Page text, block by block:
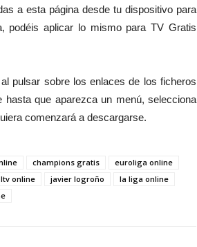
a esta página desde tu dispositivo para
podéis aplicar lo mismo para TV Gratis
pulsar sobre los enlaces de los ficheros
que aparezca un menú, selecciona
comenzará a descargarse.
champions gratis
euroliga online
online javier logroño
la liga online